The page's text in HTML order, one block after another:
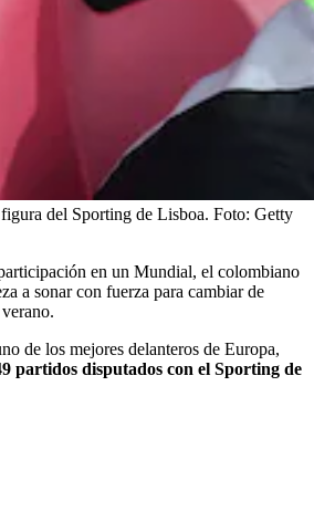
del Sporting de Lisboa. Foto: Getty
en un Mundial, el colombiano
a sonar con fuerza para cambiar de
de los mejores delanteros de Europa,
partidos disputados con el Sporting de